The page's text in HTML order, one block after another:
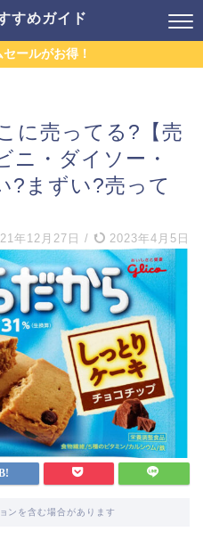
すめガイド
ールがお得！
に売ってる?【売
ニ・ダイソー・
?まずい?売って
年12月27日 / 2023年4月5日
ンを含む場合があります